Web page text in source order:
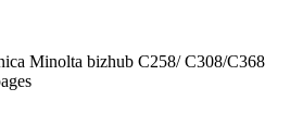
Minolta bizhub C258/ C308/C368